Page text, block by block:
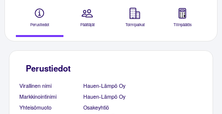
Perustiedot Päättäjät Toimipaikat Tilinpäätös
Perustiedot
Virallinen nimi
Hauen-Lämpö Oy
Markkinointinimi
Hauen-Lämpö Oy
Yhteisömuoto
Osakeyhtiö